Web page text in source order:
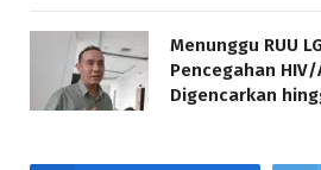
Menunggu RUU
Pencegahan HIV/
Digencarkan